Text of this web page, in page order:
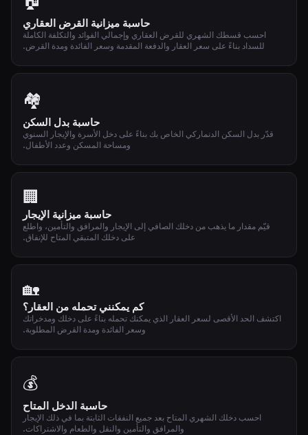
حاسبة ميزانية القرض العقاري
احسب قسطك الشهري للقرض العقاري وإجمالي الفوائد والتكلفة الكاملة
للسداد بناءً على سعر العقار والدفعة المقدمة وسعر الفائدة ومدة القرض.
🏘️
حاسبة بدل السكن
قدّر بدل السكن الدنماركي الخاص بك بناءً على دخل الأسرة والإيجار السنوي
ومساحة المسكن وعدد الأطفال.
🏢
حاسبة ميزانية الإيجار
قيّم مقدار ما يذهب من دخلك الصافي إلى الإيجار والمرافق والتأمين، واطلع
على دخلك المتبقي المتاح للإنفاق.
🏡
كم يمكنني تحمله من العقار؟
اكتشف الحد الأقصى لسعر العقار الذي يمكنك تحمله بناءً على دخلك ومدخراتك
وسعر الفائدة ومدة القرض المطلوبة.
💰
حاسبة الدخل المتاح
احسب دخلك الشهري المتاح بعد جميع النفقات الثابتة بما في ذلك الإيجار
والمرافق والتأمين والنقل والطعام والاشتراكات.